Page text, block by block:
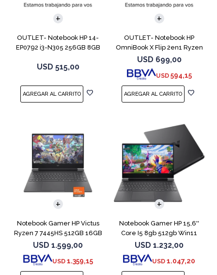
OUTLET- Notebook HP 14-
EP0792 i3-N305 256GB 8GB
USD 515,00
COMPARAR
OUTLET- Notebook HP
OmniBook X Flip 2en1 Ryzen
5 512GB 8GB
USD 699,00
USD 594,15
COMPARAR
Notebook Gamer HP Victus
Ryzen 7 7445HS 512GB 16GB
RTX 4050
USD 1.599,00
USD 1.359,15
COMPARAR
Notebook Gamer HP 15,6''
Core I5 8gb 512gb Win11
Rtx3050
USD 1.232,00
USD 1.047,20
COMPARAR